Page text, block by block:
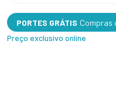
PORTES GRÁTIS Compras
Preço exclusivo online